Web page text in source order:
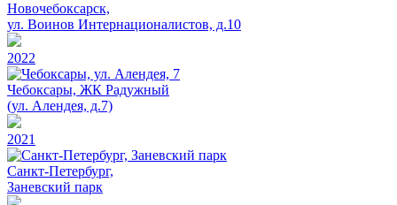
Новочебоксарск,
ул. Воинов Интернационалистов, д.10
2022
Чебоксары, ЖК Радужный
(ул. Алендея, д.7)
2021
Санкт-Петербург,
Заневский парк